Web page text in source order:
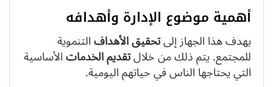
أهمية موضوع الإدارة وأهدافه
يهدف هذا الجهاز إلىتحقيقالأهدافالتنموية
للمجتمع. يتم ذلك من خلالتقديمالخدماتالأساسية
التي يحتاجها الناس في حياتهم اليومية.